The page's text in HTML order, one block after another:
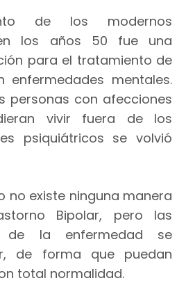
de los modernos
los años 50 fue una
para el tratamiento de
enfermedades mentales.
personas con afecciones
vivir fuera de los
psiquiátricos se volvió
no existe ninguna manera
Bipolar, pero las
de la enfermedad se
de forma que puedan
total normalidad.